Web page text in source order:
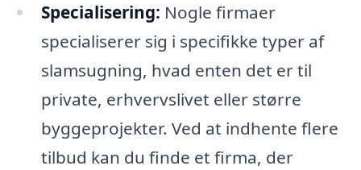
Specialisering: Nogle firmaer
specialiserer sig i specifikke typer af
slamsugning, hvad enten det er til
private, erhvervslivet eller større
byggeprojekter. Ved at indhente flere
tilbud kan du finde et firma, der